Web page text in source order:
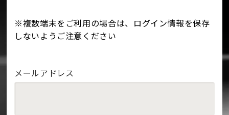
※複数端末をご利用の場合は、ログイン情報を保存
しないようご注意ください
メールアドレス